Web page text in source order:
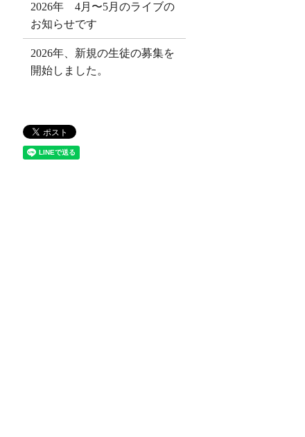
2026年 4月〜5月のライブの
お知らせです
2026年、新規の生徒の募集を
開始しました。